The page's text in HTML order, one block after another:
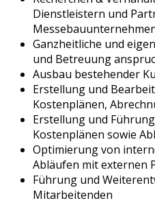
Dienstleistern und
Ganzheitliche und
und Betreuung
Ausbau bestehender
Erstellung und
Kostenplänen,
Erstellung und
Kostenplänen sowie
Optimierung von
Abläufen mit externen
Führung und
Mitarbeitenden